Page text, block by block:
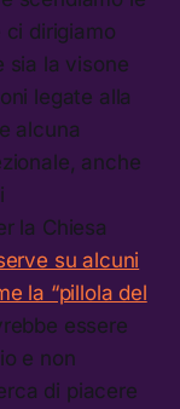
ci dirigiamo
sia la visone
legate alla
alcuna
anche
la Chiesa
su alcuni
la “pillola del
essere
e non
di piacere